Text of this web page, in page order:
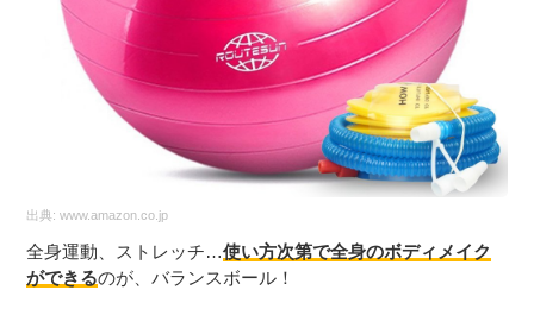
出典:www.amazon.co.jp
全身運動、ストレッチ…使い方次第で全身のボディメイク
ができるのが、バランスボール！